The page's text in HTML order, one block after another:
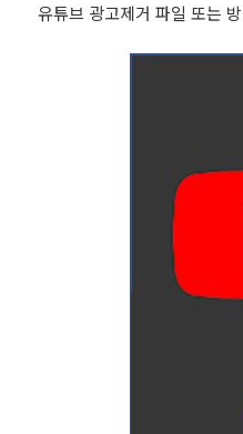
유튜브 광고제거 파일 또는